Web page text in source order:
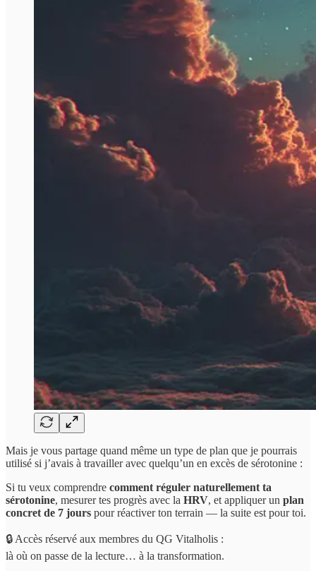
Mais je vous partage quand même un type de plan que je pourrais
utilisé si j’avais à travailler avec quelqu’un en excès de sérotonine :
Si tu veux comprendre comment réguler naturellement ta
sérotonine, mesurer tes progrès avec la HRV, et appliquer un plan
concret de 7 jours pour réactiver ton terrain — la suite est pour toi.
🔒 Accès réservé aux membres du QG Vitalholis :
là où on passe de la lecture… à la transformation.